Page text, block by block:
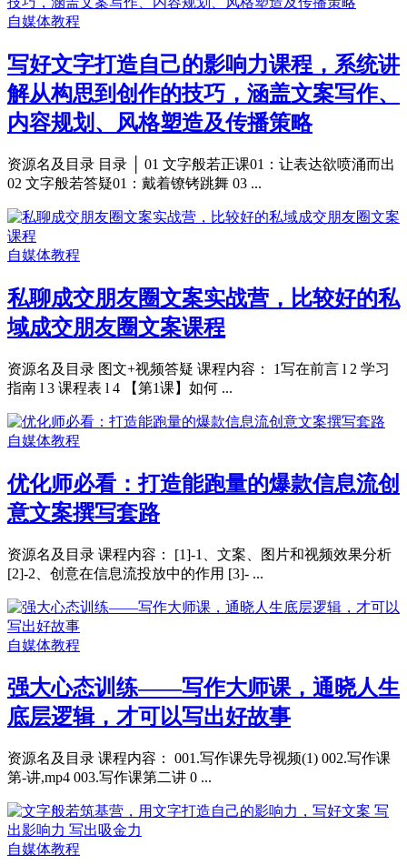
自媒体教程
写好文字打造自己的影响力课程，系统讲
解从构思到创作的技巧，涵盖文案写作、
内容规划、风格塑造及传播策略
资源名及目录 目录 │ 01 文字般若正课01：让表达欲喷涌而出
02 文字般若答疑01：戴着镣铐跳舞 03 ...
自媒体教程
私聊成交朋友圈文案实战营，比较好的私
域成交朋友圈文案课程
资源名及目录 图文+视频答疑 课程内容： 1写在前言 l 2 学习
指南 l 3 课程表 l 4 【第1课】如何 ...
自媒体教程
优化师必看：打造能跑量的爆款信息流创
意文案撰写套路
资源名及目录 课程内容： [1]-1、文案、图片和视频效果分析
[2]-2、创意在信息流投放中的作用 [3]- ...
自媒体教程
强大心态训练——写作大师课，通晓人生
底层逻辑，才可以写出好故事
资源名及目录 课程内容： 001.写作课先导视频(1) 002.写作课
第-讲,mp4 003.写作课第二讲 0 ...
自媒体教程